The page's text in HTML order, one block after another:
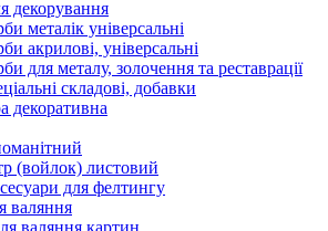
декорування
металік універсальні
акрилові, універсальні
для металу, золочення та реставрації
складові, добавки
декоративна
(войлок) листовий
для фелтингу
валяння
валяння картин